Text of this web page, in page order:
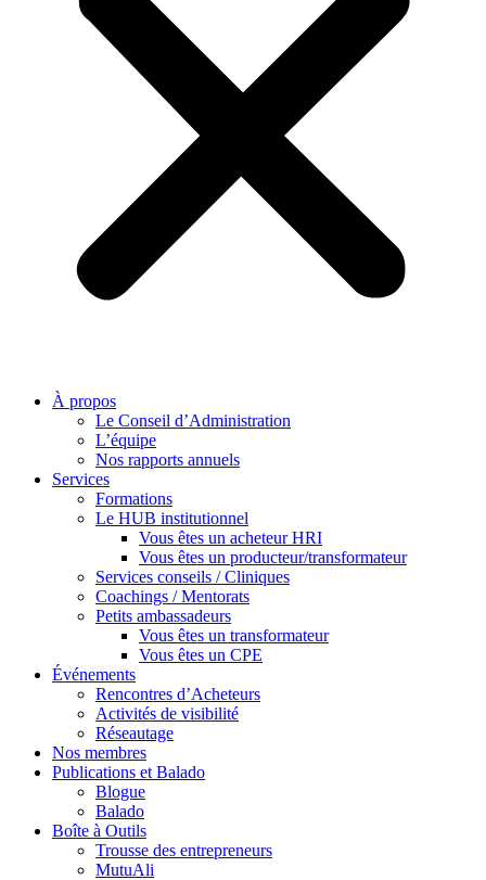
À propos
Le Conseil d’Administration
L’équipe
Nos rapports annuels
Services
Formations
Le HUB institutionnel
Vous êtes un acheteur HRI
Vous êtes un producteur/transformateur
Services conseils / Cliniques
Coachings / Mentorats
Petits ambassadeurs
Vous êtes un transformateur
Vous êtes un CPE
Événements
Rencontres d’Acheteurs
Activités de visibilité
Réseautage
Nos membres
Publications et Balado
Blogue
Balado
Boîte à Outils
Trousse des entrepreneurs
MutuAli